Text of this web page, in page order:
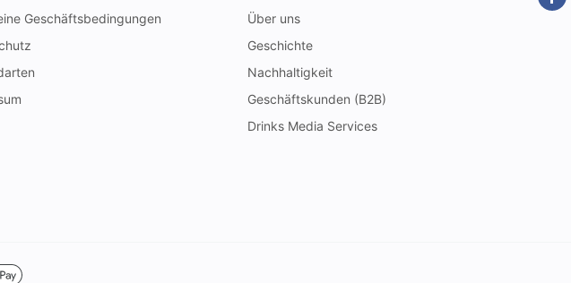
Geschäftsbedingungen
Über uns
Geschichte
Nachhaltigkeit
Geschäftskunden (B2B)
Drinks Media Services